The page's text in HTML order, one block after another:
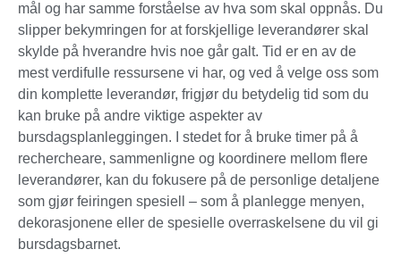
mål og har samme forståelse av hva som skal oppnås. Du
slipper bekymringen for at forskjellige leverandører skal
skylde på hverandre hvis noe går galt. Tid er en av de
mest verdifulle ressursene vi har, og ved å velge oss som
din komplette leverandør, frigjør du betydelig tid som du
kan bruke på andre viktige aspekter av
bursdagsplanleggingen. I stedet for å bruke timer på å
rechercheare, sammenligne og koordinere mellom flere
leverandører, kan du fokusere på de personlige detaljene
som gjør feiringen spesiell – som å planlegge menyen,
dekorasjonene eller de spesielle overraskelsene du vil gi
bursdagsbarnet.